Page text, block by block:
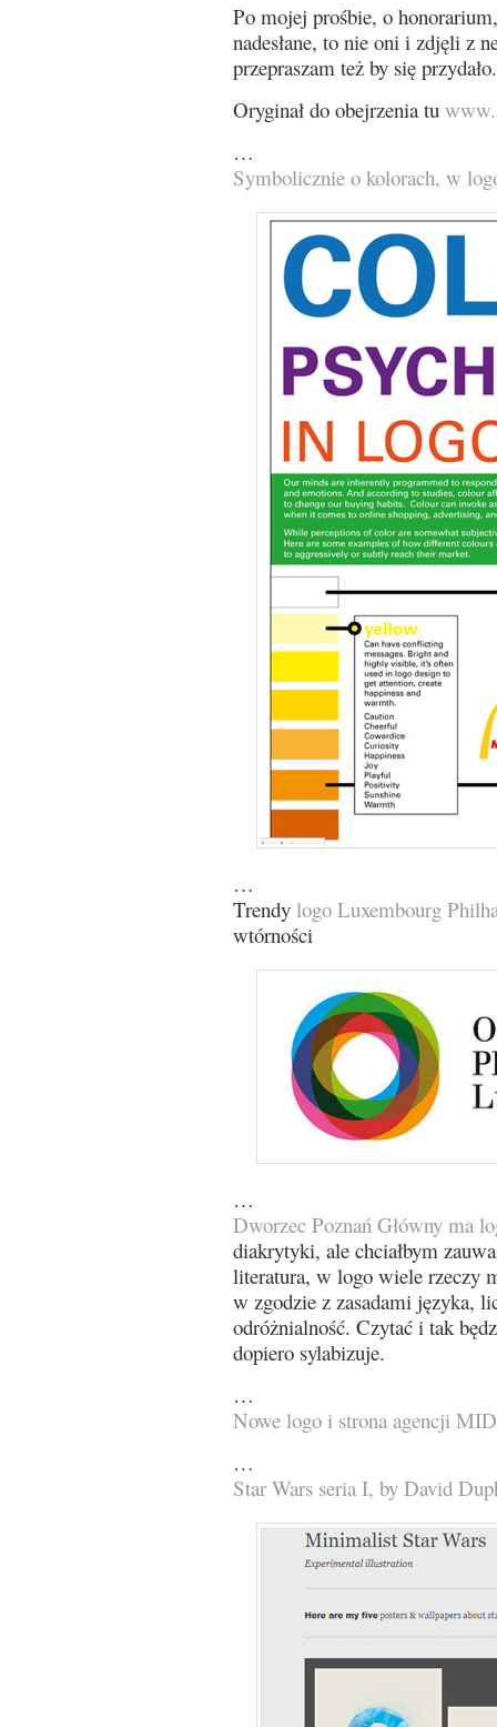
Po mojej prośbie, o
nadesłane, to nie oni i zdjęli z
przepraszam też by się przydało.
Oryginał do obejrzenia tu
…
Symbolicznie o kolorach, w
…
Trendy logo Luxembourg
wtórności
…
Dworzec Poznań Główny ma
diakrytyki, ale chciałbym
literatura, w logo wiele rzeczy
w zgodzie z zasadami języka,
odróżnialność. Czytać i tak
dopiero sylabizuje.
…
Nowe logo i strona agencji
…
Star Wars seria I, by David